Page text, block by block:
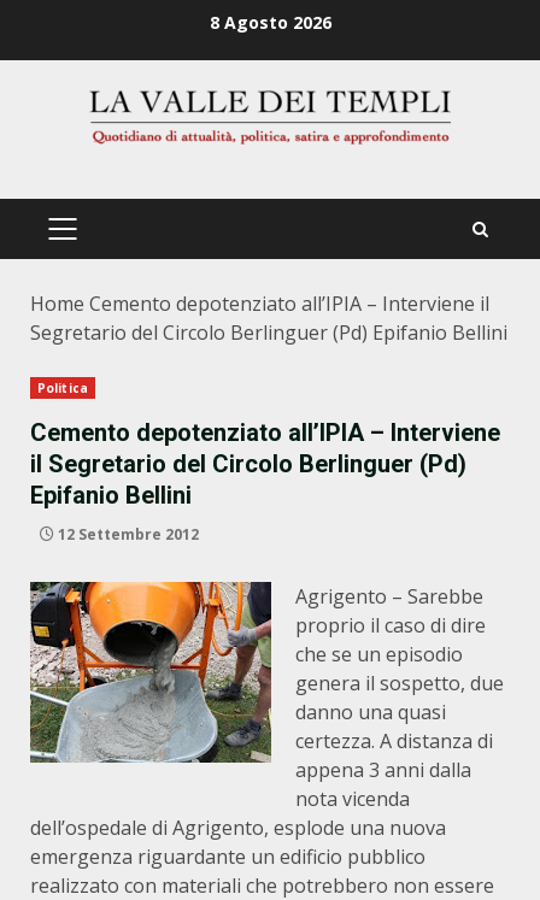
8 Agosto 2026
PRIMÄRES
Home Cemento depotenziato all’IPIA – Interviene il
Segretario del Circolo Berlinguer (Pd) Epifanio Bellini
Politica
Cemento depotenziato all’IPIA – Interviene
il Segretario del Circolo Berlinguer (Pd)
Epifanio Bellini
12 Settembre 2012
Agrigento – Sarebbe
proprio il caso di dire
che se un episodio
genera il sospetto, due
danno una quasi
certezza. A distanza di
appena 3 anni dalla
nota vicenda
dell’ospedale di Agrigento, esplode una nuova
emergenza riguardante un edificio pubblico
realizzato con materiali che potrebbero non essere